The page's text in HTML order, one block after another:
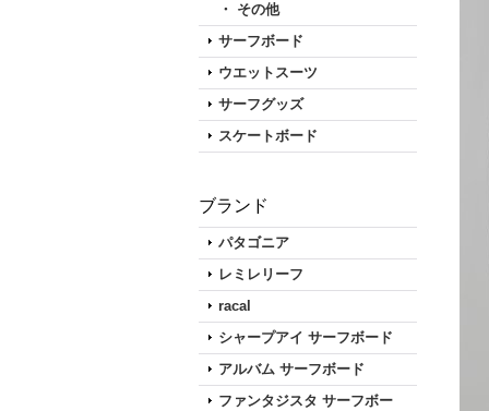
・ その他
サーフボード
ウエットスーツ
サーフグッズ
スケートボード
ブランド
パタゴニア
レミレリーフ
racal
シャープアイ サーフボード
アルバム サーフボード
ファンタジスタ サーフボー